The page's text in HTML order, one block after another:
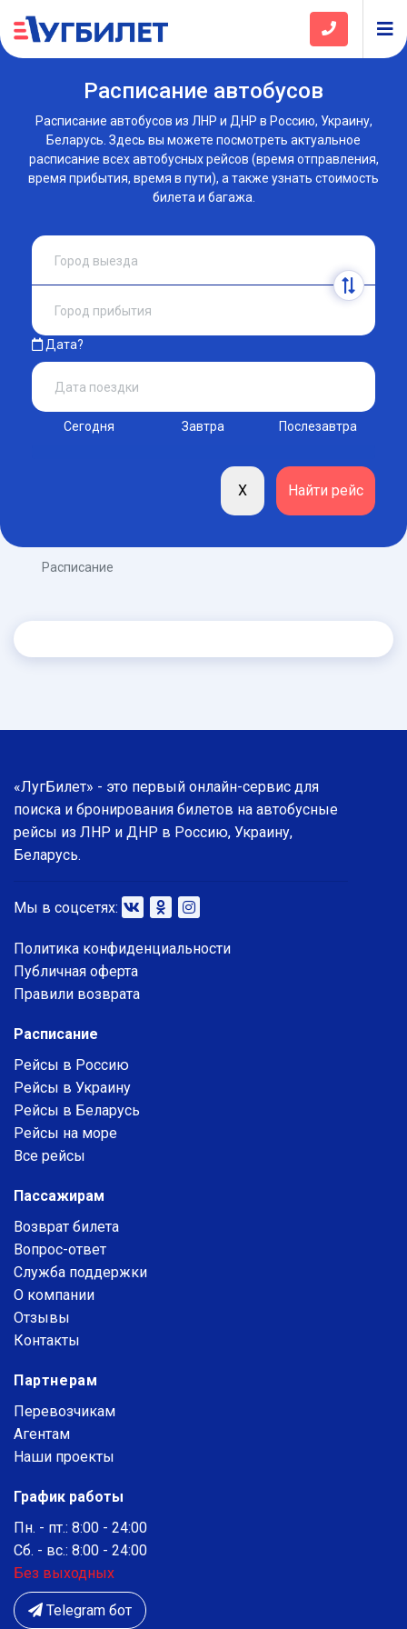
Расписание автобусов
Расписание автобусов из ЛНР и ДНР в Россию, Украину,
Беларусь. Здесь вы можете посмотреть актуальное
расписание всех автобусных рейсов (время отправления,
время прибытия, время в пути), а также узнать стоимость
билета и багажа.
Дата?
Сегодня Завтра Послезавтра
Расписание
«ЛугБилет» - это первый онлайн-сервис для
поиска и бронирования билетов на автобусные
рейсы из ЛНР и ДНР в Россию, Украину,
Беларусь.
Мы в соцсетях:
Политика конфиденциальности
Публичная оферта
Правили возврата
Расписание
Рейсы в Россию
Рейсы в Украину
Рейсы в Беларусь
Рейсы на море
Все рейсы
Пассажирам
Возврат билета
Вопрос-ответ
Служба поддержки
О компании
Отзывы
Контакты
Партнерам
Перевозчикам
Агентам
Наши проекты
График работы
Пн. - пт.: 8:00 - 24:00
Сб. - вс.: 8:00 - 24:00
Без выходных
Telegram бот